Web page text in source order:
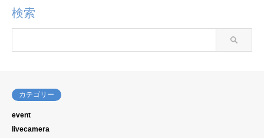
検索
カテゴリー
event
livecamera